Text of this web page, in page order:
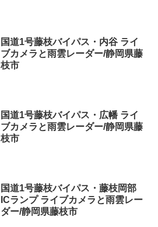
国道1号藤枝バイパス・内谷 ライ
ブカメラと雨雲レーダー/静岡県藤
枝市
国道1号藤枝バイパス・広幡 ライ
ブカメラと雨雲レーダー/静岡県藤
枝市
国道1号藤枝バイパス・藤枝岡部
ICランプ ライブカメラと雨雲レー
ダー/静岡県藤枝市